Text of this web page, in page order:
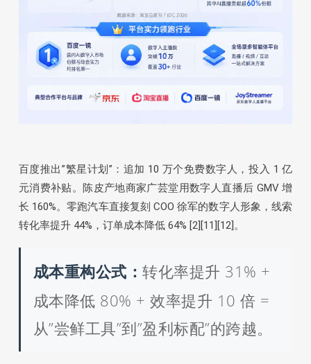
百度推出”繁星计划”：追加 10 万个免费数字人，投入 1 亿
元消费补贴。陈皮产地商家广芸堂用数字人直播后 GMV 增
长 160%。零跑汽车直接复刻 COO 徐军的数字人形象，线索
转化率提升 44%，订单成本降低 64% [2][11][12]。
成本重构公式：转化率提升 31% +
成本降低 80% + 效率提升 10 倍 =
从”尝鲜工具”到”盈利标配”的跨越。